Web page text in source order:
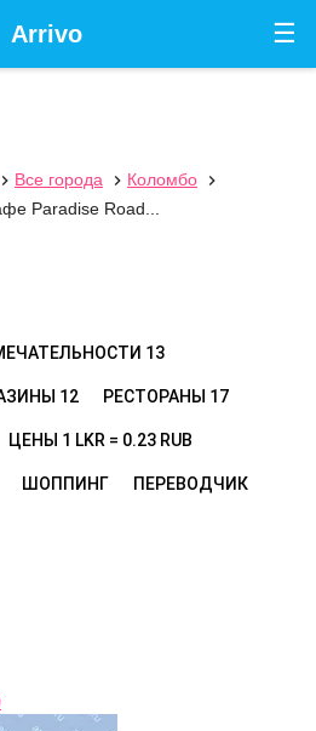
☰
Arrivo
 Все города  Коломбо

Paradise Road...
13
12 РЕСТОРАНЫ 17
ЦЕНЫ 1 LKR = 0.23 RUB
ШОППИНГ ПЕРЕВОДЧИК